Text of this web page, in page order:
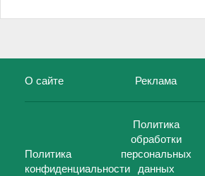
О сайте Реклама
Политика
конфиденциальности
Политика
обработки
персональных
данных